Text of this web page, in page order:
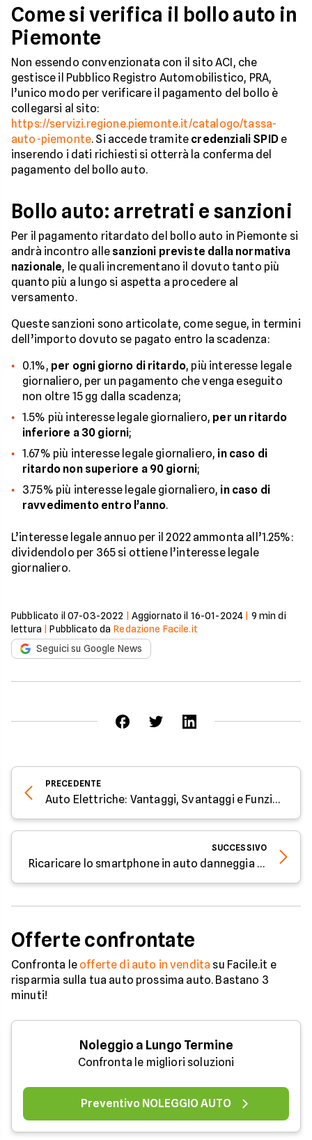
Come si verifica il bollo auto in
Piemonte
Non essendo convenzionata con il sito ACI, che
gestisce il Pubblico Registro Automobilistico, PRA,
l’unico modo per verificare il pagamento del bollo è
collegarsi al sito:
https://servizi.regione.piemonte.it/catalogo/tassa-
auto-piemonte. Si accede tramite credenziali SPIDe
inserendo i dati richiesti si otterrà la conferma del
pagamento del bollo auto.
Bollo auto: arretrati e sanzioni
Per il pagamento ritardato del bollo auto in Piemonte si
andrà incontro alle sanzioni previste dalla normativa
nazionale, le quali incrementano il dovuto tanto più
quanto più a lungo si aspetta a procedere al
versamento.
Queste sanzioni sono articolate, come segue, in termini
dell’importo dovuto se pagato entro la scadenza:
0.1%, per ogni giorno di ritardo, più interesse legale
giornaliero, per un pagamento che venga eseguito
non oltre 15 gg dalla scadenza;
1.5% più interesse legale giornaliero, per un ritardo
inferiore a 30 giorni;
1.67% più interesse legale giornaliero, in caso di
ritardo non superiore a 90 giorni;
3.75% più interesse legale giornaliero, in caso di
ravvedimento entro l’anno.
L’interesse legale annuo per il 2022 ammonta all’1.25%:
dividendolo per 365 si ottiene l’interesse legale
giornaliero.
Pubblicato il 07-03-2022 Aggiornato il 16-01-2024 9 min di
lettura |Pubblicato da Redazione Facile.it
Seguici su Google News
PRECEDENTE
Auto Elettriche: Vantaggi, Svantaggi e Funzionamento
SUCCESSIVO
Ricaricare lo smartphone in auto danneggia la batteria?
Offerte confrontate
Confronta le offerte di auto in vendita su Facile.it e
risparmia sulla tua auto prossima auto. Bastano 3
minuti!
Noleggio a Lungo Termine
Confronta le migliori soluzioni
Preventivo NOLEGGIO AUTO